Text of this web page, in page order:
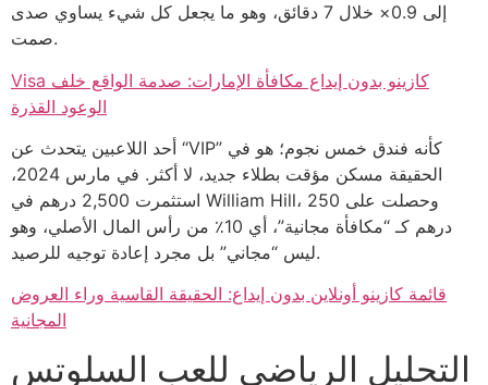
إلى 0.9× خلال 7 دقائق، وهو ما يجعل كل شيء يساوي صدى
صمت.
Visa كازينو بدون إيداع مكافأة الإمارات: صدمة الواقع خلف
الوعود القذرة
أحد اللاعبين يتحدث عن “VIP” كأنه فندق خمس نجوم؛ هو في
الحقيقة مسكن مؤقت بطلاء جديد، لا أكثر. في مارس 2024،
استثمرت 2,500 درهم في William Hill، وحصلت على 250
درهم كـ “مكافأة مجانية”، أي 10٪ من رأس المال الأصلي، وهو
ليس “مجاني” بل مجرد إعادة توجيه للرصيد.
قائمة كازينو أونلاين بدون إيداع: الحقيقة القاسية وراء العروض
المجانية
التحليل الرياضي للعب السلوتس